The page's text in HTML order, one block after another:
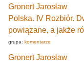
Gronert Jarosław
Polska. IV Rozbiór.
powiązane, a jakże
grupa: komentarze
Gronert Jarosław